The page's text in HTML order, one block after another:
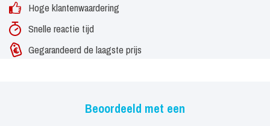
Hoge klantenwaardering
Snelle reactie tijd
Gegarandeerd de laagste prijs
Beoordeeld met een